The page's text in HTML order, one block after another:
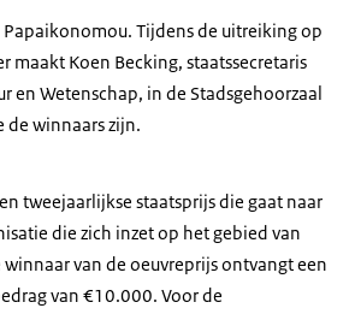
Papaikonomou. Tijdens de uitreiking op
maakt Koen Becking, staatssecretaris
en Wetenschap, in de Stadsgehoorzaal
de winnaars zijn.
tweejaarlijkse staatsprijs die gaat naar
die zich inzet op het gebied van
van de oeuvreprijs ontvangt een
van €10.000. Voor de